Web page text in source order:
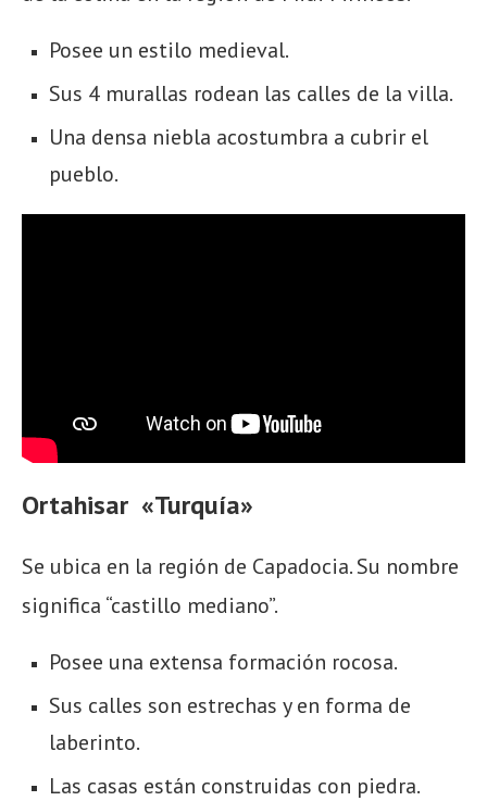
Posee un estilo medieval.
Sus 4 murallas rodean las calles de la villa.
Una densa niebla acostumbra a cubrir el
pueblo.
Ortahisar «Turquía»
Se ubica en la región de Capadocia. Su nombre
significa “castillo mediano”.
Posee una extensa formación rocosa.
Sus calles son estrechas y en forma de
laberinto.
Las casas están construidas con piedra.